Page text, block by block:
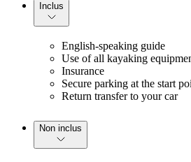
Inclus
English-speaking guide
Use of all kayaking
Insurance
Secure parking at the start
Return transfer to your car
Non inclus